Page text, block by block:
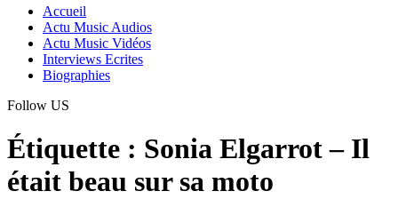
Accueil
Actu Music Audios
Actu Music Vidéos
Interviews Ecrites
Biographies
Follow US
Étiquette : Sonia Elgarrot – Il
était beau sur sa moto